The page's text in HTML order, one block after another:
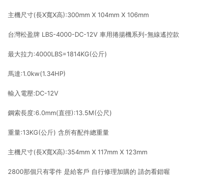
主機尺寸(長X寬X高):300mm X 104mm X 106mm
台灣松盈牌 LBS-4000-DC-12V 車用捲揚機系列-無線遙控款
最大拉力:4000LBS=1814KG(公斤)
馬達:1.0kw(1.34HP)
輸入電壓:DC-12V
鋼索長度:6.0mm(直徑):13.5M(公尺)
重量:13KG(公斤) 含所有配件總重量
主機尺寸(長X寬X高):354mm X 117mm X 123mm
2800那個只有零件 是給客戶 自行修理加購的 請勿看錯喔